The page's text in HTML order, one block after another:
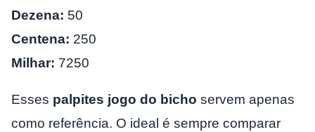
Dezena: 50
Centena: 250
Milhar: 7250
Esses palpites jogo do bicho servem apenas
como referência. O ideal é sempre comparar